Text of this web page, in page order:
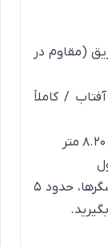
(مقاوم در
/ کاملاً
- نکته تخصصی: به دلیل تفاوت در نمایشگرها، حدود ۵